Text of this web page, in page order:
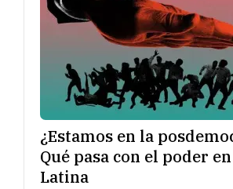
¿Estamos en la
Qué pasa con el poder
Latina